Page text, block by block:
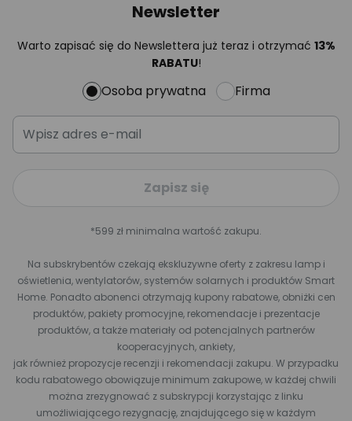
Newsletter
Warto zapisać się do Newslettera już teraz i otrzymać 13%
RABATU!
Osoba prywatna Firma
Zapisz się
*599 zł minimalna wartość zakupu.
Na subskrybentów czekają ekskluzywne oferty z zakresu lamp i
oświetlenia, wentylatorów, systemów solarnych i produktów Smart
Home. Ponadto abonenci otrzymają kupony rabatowe, obniżki cen
produktów, pakiety promocyjne, rekomendacje i prezentacje
produktów, a także materiały od potencjalnych partnerów
kooperacyjnych, ankiety,
jak również propozycje recenzji i rekomendacji zakupu. W przypadku
kodu rabatowego obowiązuje minimum zakupowe, w każdej chwili
można zrezygnować z subskrypcji korzystając z linku
umożliwiającego rezygnację, znajdującego się w każdym